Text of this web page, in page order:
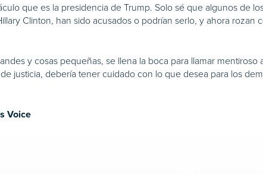
que es la presidencia de Trump. Solo sé que algunos de
Clinton, han sido acusados o podrían serlo, y ahora rozan
y cosas pequeñas, se llena la boca para llamar
justicia, debería tener cuidado con lo que desea para los
Voice